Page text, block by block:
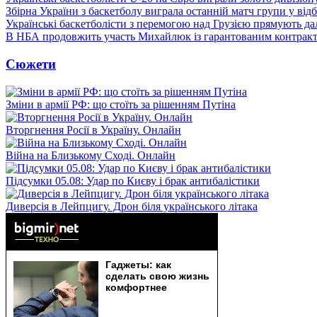
Збірна України з баскетболу виграла останній матч групи у
Українські баскетболісти з перемогою над Грузією прямують
В НБА продовжить участь Михайлюк із гарантованим
Сюжети
Зміни в армії РФ: що стоїть за рішенням Путіна
Вторгнення Росії в Україну. Онлайн
Війна на Близькому Сході. Онлайн
Підсумки 05.08: Удар по Києву і брак антибалістики
Диверсія в Лейпцигу. Дрон біля українського літака